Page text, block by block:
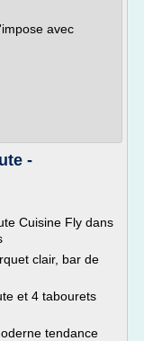
avec
-
Cuisine Fly dans
clair, bar de
et 4 tabourets
tendance